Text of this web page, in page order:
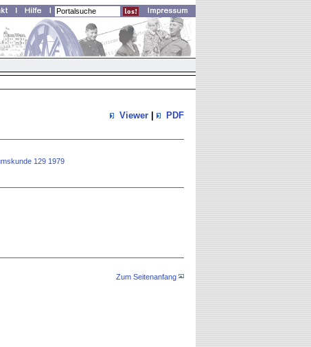
Viewer PDF
129 1979
Zum Seitenanfang